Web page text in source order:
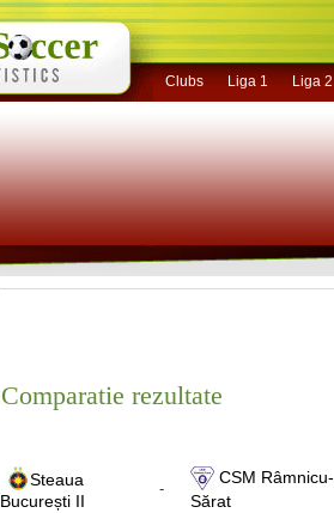
Clubs Liga 1 Liga 2
Comparatie rezultate
Steaua
București II
-
CSM Râmnicu-
Sărat